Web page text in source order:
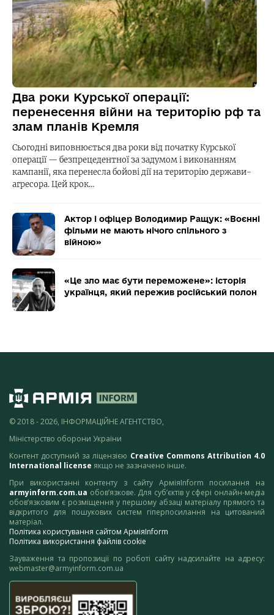
Два роки Курської операції:
перенесення війни на територію рф та
злам планів Кремля
Сьогодні виповнюється два роки від початку Курської
операції — безпрецедентної за задумом і виконанням
кампанії, яка перенесла бойові дії на територію держави-
агресора. Цей крок…
Актор і офіцер Володимир Ращук: «Воєнні
фільми не мають нічого спільного з
війною»
«Це зло має бути переможене»: історія
українця, який пережив російський полон
© 2018 - 2026, ІНФОРМАЦІЙНЕ АГЕНТСТВО,
Міністерство оборони України
Контент доступний за ліцензією Creative Commons Attribution 4.0
International license якщо не зазначено інше.
При використанні контенту з сайту АрміяInform посилання на
armyinform.com.ua обов’язкове. Для суб’єктів у сфері онлайн-медіа
обов’язковим є розміщення у першому абзаці матеріалу прямого та
відкритого для пошукових систем гіперпосилання на цитований
матеріал.
Політика користування сайтом АрміяInform
Політика використання файлів cookie
Зауваження та пропозиції по роботі сайту надсилайте на адресу:
webmaster@armyinform.com.ua